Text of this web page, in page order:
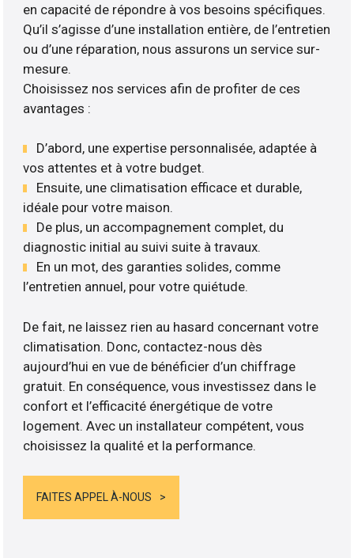
en capacité de répondre à vos besoins spécifiques.
Qu’il s’agisse d’une installation entière, de l’entretien
ou d’une réparation, nous assurons un service sur-
mesure.
Choisissez nos services afin de profiter de ces
avantages :
D’abord, une expertise personnalisée, adaptée à
vos attentes et à votre budget.
Ensuite, une climatisation efficace et durable,
idéale pour votre maison.
De plus, un accompagnement complet, du
diagnostic initial au suivi suite à travaux.
En un mot, des garanties solides, comme
l’entretien annuel, pour votre quiétude.
De fait, ne laissez rien au hasard concernant votre
climatisation. Donc, contactez-nous dès
aujourd’hui en vue de bénéficier d’un chiffrage
gratuit. En conséquence, vous investissez dans le
confort et l’efficacité énergétique de votre
logement. Avec un installateur compétent, vous
choisissez la qualité et la performance.
FAITES APPEL À-NOUS